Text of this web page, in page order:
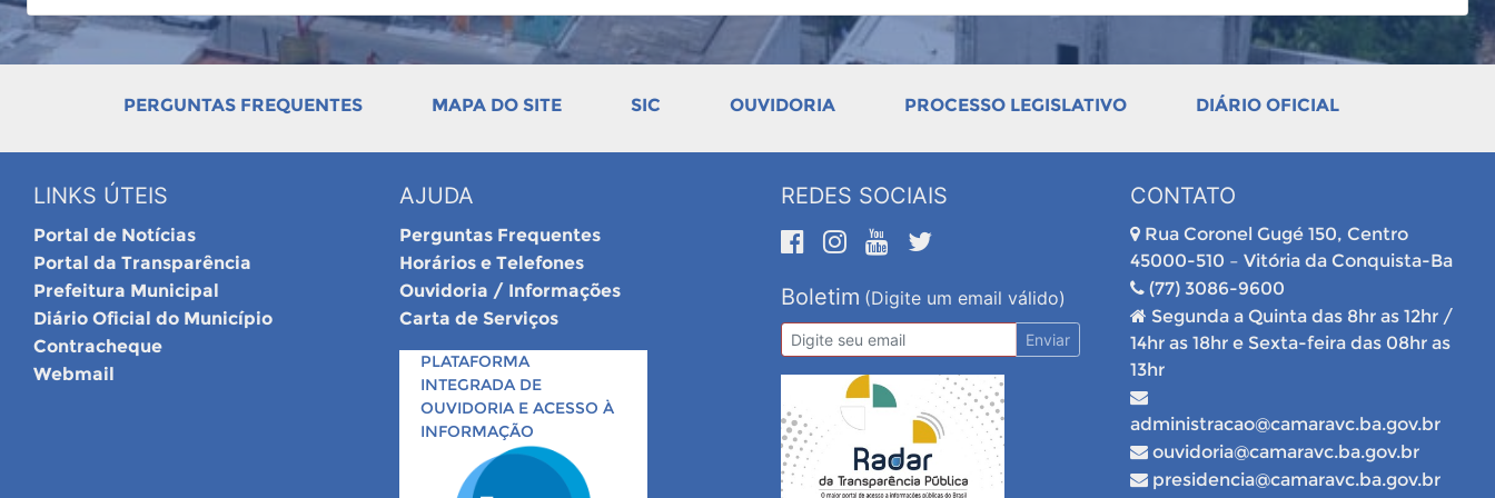
PERGUNTAS FREQUENTES MAPA DO SITE SIC OUVIDORIA PROCESSO LEGISLATIVO DIÁRIO OFICIAL
LINKS ÚTEIS
Portal de Notícias
Portal da Transparência
Prefeitura Municipal
Diário Oficial do Município
Contracheque
Webmail
AJUDA
Perguntas Frequentes
Horários e Telefones
Ouvidoria / Informações
Carta de Serviços
PLATAFORMA
INTEGRADA DE
OUVIDORIA E ACESSO À
INFORMAÇÃO
REDES SOCIAIS
Boletim (Digite um email válido)
Enviar
CONTATO
Rua Coronel Gugé 150, Centro
45000-510 – Vitória da Conquista-Ba
(77) 3086-9600
Segunda a Quinta das 8hr as 12hr /
14hr as 18hr e Sexta-feira das 08hr as
13hr
administracao@camaravc.ba.gov.br
ouvidoria@camaravc.ba.gov.br
presidencia@camaravc.ba.gov.br